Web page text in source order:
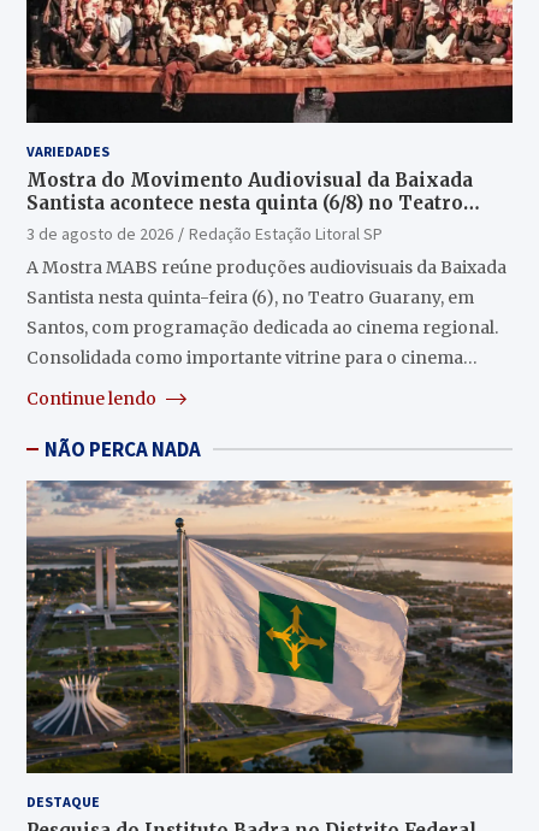
VARIEDADES
Mostra do Movimento Audiovisual da Baixada
Santista acontece nesta quinta (6/8) no Teatro
Guarany
3 de agosto de 2026
Redação Estação Litoral SP
A Mostra MABS reúne produções audiovisuais da Baixada
Santista nesta quinta-feira (6), no Teatro Guarany, em
Santos, com programação dedicada ao cinema regional.
Consolidada como importante vitrine para o cinema…
Continue lendo
NÃO PERCA NADA
DESTAQUE